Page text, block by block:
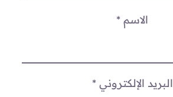
الاسم *
البريد الإلكتروني*